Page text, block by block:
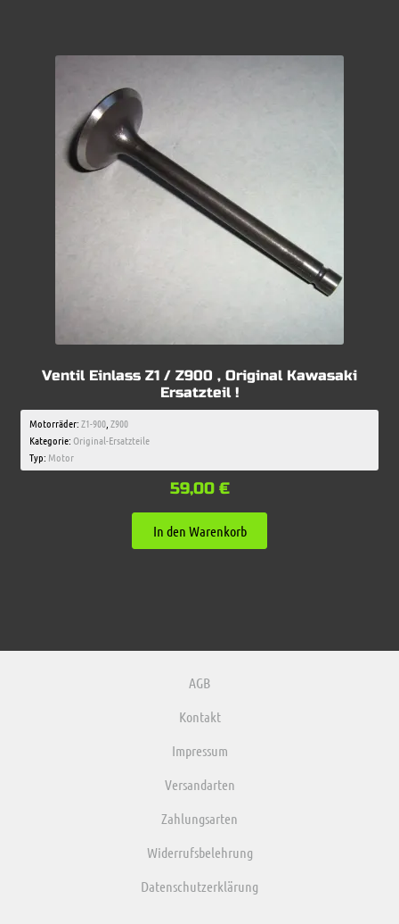
Ventil Einlass Z1 / Z900 , Original Kawasaki
Ersatzteil !
Motorräder:Z1-900,Z900
Kategorie:Original-Ersatzteile
Typ: Motor
59,00 €
In den Warenkorb
AGB
Kontakt
Impressum
Versandarten
Zahlungsarten
Widerrufsbelehrung
Datenschutzerklärung